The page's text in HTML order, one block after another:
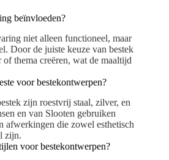
beïnvloeden?
niet alleen functioneel, maar
Door de juiste keuze van bestek
of thema creëren, wat de maaltijd
voor bestekontwerpen?
zijn roestvrij staal, zilver, en
en van Slooten gebruiken
afwerkingen die zowel esthetisch
zijn.
voor bestekontwerpen?